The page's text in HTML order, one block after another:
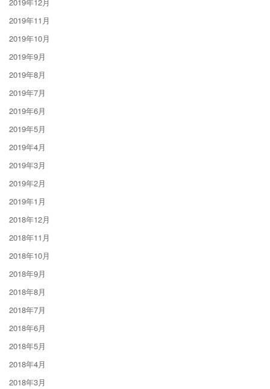
2019年12月
2019年11月
2019年10月
2019年9月
2019年8月
2019年7月
2019年6月
2019年5月
2019年4月
2019年3月
2019年2月
2019年1月
2018年12月
2018年11月
2018年10月
2018年9月
2018年8月
2018年7月
2018年6月
2018年5月
2018年4月
2018年3月